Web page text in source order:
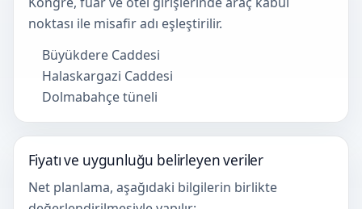
noktası ile misafir adı eşleştirilir.
Büyükdere Caddesi
Halaskargazi Caddesi
Dolmabahçe tüneli
Fiyatı ve uygunluğu belirleyen veriler
Net planlama, aşağıdaki bilgilerin birlikte